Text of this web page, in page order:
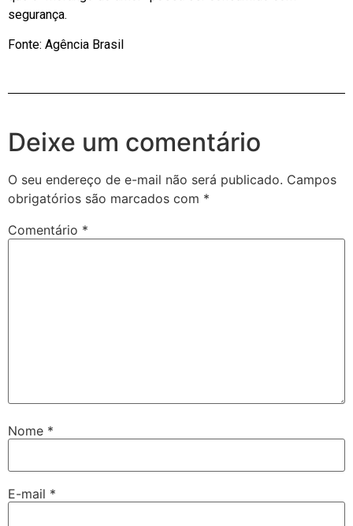
segurança.
Fonte: Agência Brasil
Deixe um comentário
O seu endereço de e-mail não será publicado. Campos
obrigatórios são marcados com *
Comentário *
Nome *
E-mail *